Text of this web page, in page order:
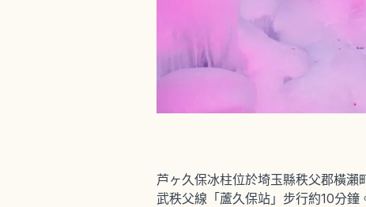
芦ヶ久保冰柱位於埼玉縣秩父郡橫
武秩父線「蘆久保站」步行約10分